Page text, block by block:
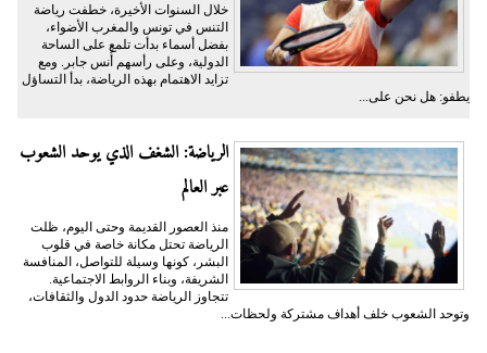
خلال السنوات الأخيرة، خطفت رياضة
التنس في تونس والمغرب الأضواء،
بفضل أسماء بدأت تلمع على الساحة
الدولية، وعلى رأسهم أُنس جابر. ومع
تزايد الاهتمام بهذه الرياضة، بدأ التساؤل
يطفو: هل نحن على...
الرياضة: الشغف الذي يوحد الشعوب
عبر العالم
منذ العصور القديمة وحتى اليوم، ظلت
الرياضة تحتل مكانة خاصة في قلوب
البشر، كونها وسيلة للتواصل، المنافسة
الشريفة، وبناء الروابط الاجتماعية.
تتجاوز الرياضة حدود الدول والثقافات،
وتوحد الشعوب خلف أهداف مشتركة ولحظات...